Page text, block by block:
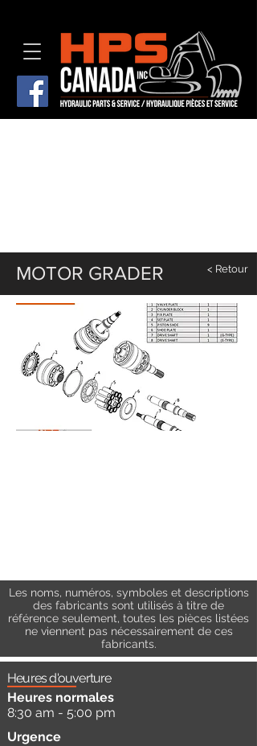
MOTOR GRADER < Retour
Les noms, numéros, symboles et descriptions
des fabricants sont utilisés à titre de
référence seulement, toutes les pièces listées
ne viennent pas nécessairement de ces
fabricants.
Heures d'ouverture
Heures normales
8:30 am - 5:00 pm
Urgence